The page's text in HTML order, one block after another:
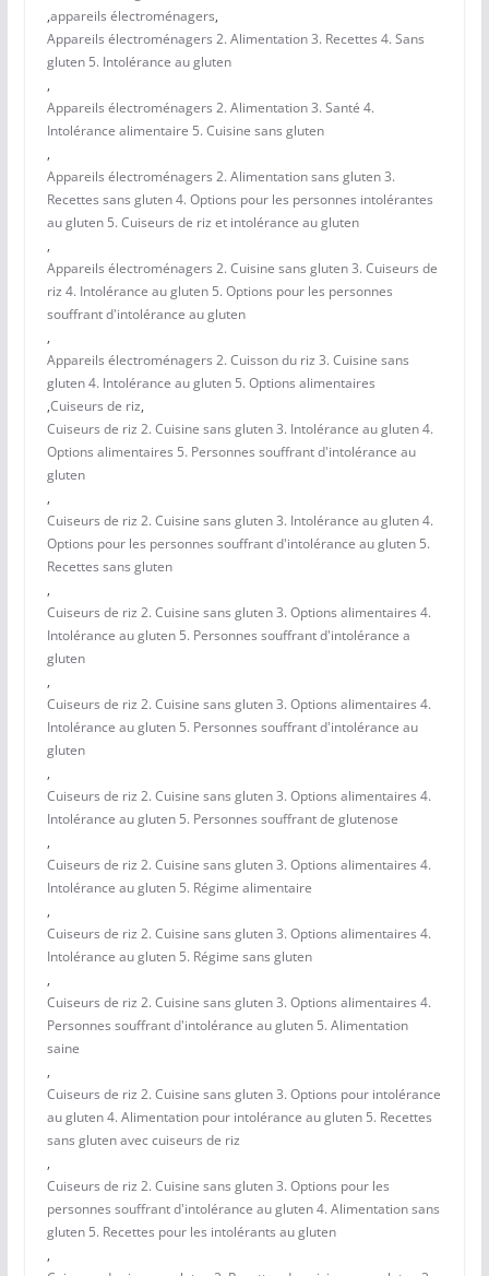
,appareils électroménagers,
Appareils électroménagers 2. Alimentation 3. Recettes 4. Sans
gluten 5. Intolérance au gluten
,
Appareils électroménagers 2. Alimentation 3. Santé 4.
Intolérance alimentaire 5. Cuisine sans gluten
,
Appareils électroménagers 2. Alimentation sans gluten 3.
Recettes sans gluten 4. Options pour les personnes intolérantes
au gluten 5. Cuiseurs de riz et intolérance au gluten
,
Appareils électroménagers 2. Cuisine sans gluten 3. Cuiseurs de
riz 4. Intolérance au gluten 5. Options pour les personnes
souffrant d'intolérance au gluten
,
Appareils électroménagers 2. Cuisson du riz 3. Cuisine sans
gluten 4. Intolérance au gluten 5. Options alimentaires
,Cuiseurs de riz,
Cuiseurs de riz 2. Cuisine sans gluten 3. Intolérance au gluten 4.
Options alimentaires 5. Personnes souffrant d'intolérance au
gluten
,
Cuiseurs de riz 2. Cuisine sans gluten 3. Intolérance au gluten 4.
Options pour les personnes souffrant d'intolérance au gluten 5.
Recettes sans gluten
,
Cuiseurs de riz 2. Cuisine sans gluten 3. Options alimentaires 4.
Intolérance au gluten 5. Personnes souffrant d'intolérance a
gluten
,
Cuiseurs de riz 2. Cuisine sans gluten 3. Options alimentaires 4.
Intolérance au gluten 5. Personnes souffrant d'intolérance au
gluten
,
Cuiseurs de riz 2. Cuisine sans gluten 3. Options alimentaires 4.
Intolérance au gluten 5. Personnes souffrant de glutenose
,
Cuiseurs de riz 2. Cuisine sans gluten 3. Options alimentaires 4.
Intolérance au gluten 5. Régime alimentaire
,
Cuiseurs de riz 2. Cuisine sans gluten 3. Options alimentaires 4.
Intolérance au gluten 5. Régime sans gluten
,
Cuiseurs de riz 2. Cuisine sans gluten 3. Options alimentaires 4.
Personnes souffrant d'intolérance au gluten 5. Alimentation
saine
,
Cuiseurs de riz 2. Cuisine sans gluten 3. Options pour intolérance
au gluten 4. Alimentation pour intolérance au gluten 5. Recettes
sans gluten avec cuiseurs de riz
,
Cuiseurs de riz 2. Cuisine sans gluten 3. Options pour les
personnes souffrant d'intolérance au gluten 4. Alimentation sans
gluten 5. Recettes pour les intolérants au gluten
,